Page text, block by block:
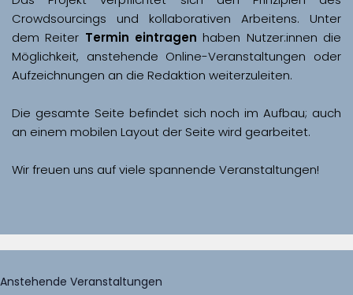
Crowdsourcings und kollaborativen Arbeitens. Unter
dem Reiter Termin eintragen haben Nutzer:innen die
Möglichkeit, anstehende Online-Veranstaltungen oder
Aufzeichnungen an die Redaktion weiterzuleiten.
Die gesamte Seite befindet sich noch im Aufbau; auch
Wir freuen uns auf viele spannende Veranstaltungen!
Anstehende Veranstaltungen